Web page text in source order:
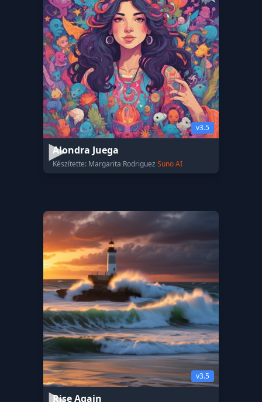
v3.5
Alondra Juega
Készítette: Margarita Rodriguez Suno AI
v3.5
Rise Again